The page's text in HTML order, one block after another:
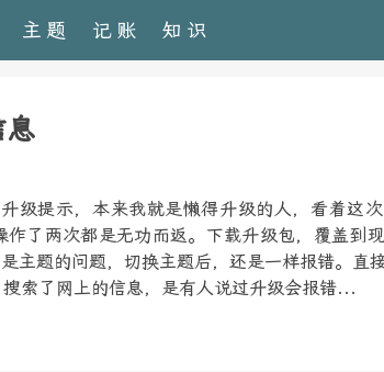
主题 记账 知识
级提示，本来我就是懒得升级的人，看着这
了两次都是无功而返。下载升级包，覆盖到
主题的问题，切换主题后，还是一样报错。直
索了网上的信息，是有人说过升级会报错...